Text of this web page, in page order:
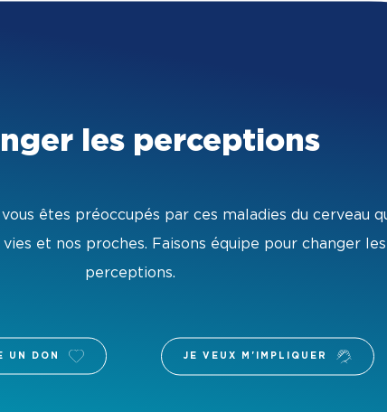
les perceptions
êtes préoccupés par ces maladies du cerveau
et nos proches. Faisons équipe pour changer les
perceptions.
UN DON JE VEUX M'IMPLIQUER